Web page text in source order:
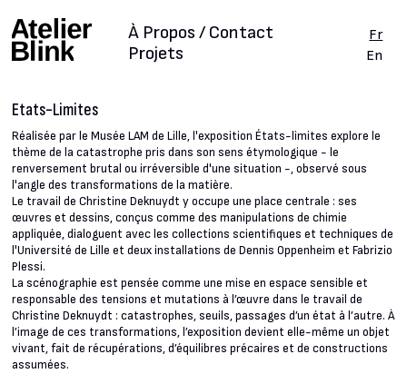
Projets
À Propos / Contact
Fr
En
Etats-Limites
Réalisée par le Musée LAM de Lille, l'exposition États-limites explore le
thème de la catastrophe pris dans son sens étymologique - le
renversement brutal ou irréversible d'une situation -, observé sous
l'angle des transformations de la matière.
Le travail de Christine Deknuydt y occupe une place centrale : ses
œuvres et dessins, conçus comme des manipulations de chimie
appliquée, dialoguent avec les collections scientifiques et techniques de
l'Université de Lille et deux installations de Dennis Oppenheim et Fabrizio
Plessi.
La scénographie est pensée comme une mise en espace sensible et
responsable des tensions et mutations à l’œuvre dans le travail de
Christine Deknuydt : catastrophes, seuils, passages d’un état à l’autre. À
l’image de ces transformations, l’exposition devient elle-même un objet
vivant, fait de récupérations, d’équilibres précaires et de constructions
assumées.